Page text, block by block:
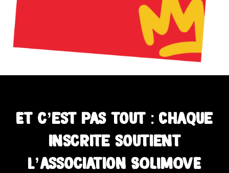
Et c’est pas tout : Chaque
inscrite soutient
l’association SOLIMOVE